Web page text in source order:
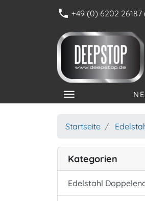
phone +49 (0) 6202 26187
menu
Startseite
Kategorien
Edelstahl